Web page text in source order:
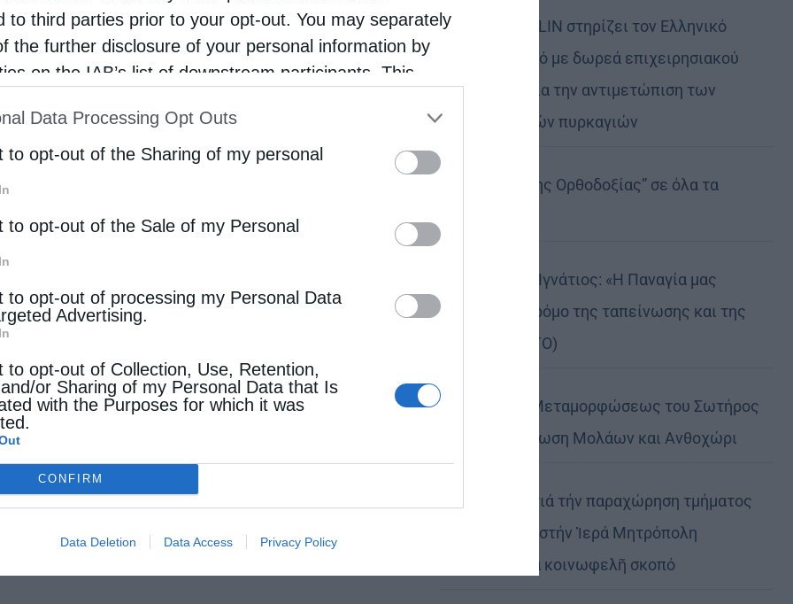
to third parties prior to your opt-out. You may separately
the further disclosure of your personal information by
on the IAB’s list of downstream participants. This
of Downstream Participantsthat may further disclose it to
parties.
Data Processing Opt Outs
to opt-out of the Sharing of my personal
to opt-out of the Sale of my Personal
to opt-out of processing my Personal Data
Advertising.
to opt-out of Collection, Use, Retention,
or Sharing of my Personal Data that Is
with the Purposes for which it was
CONFIRM
Data Deletion Data Access Privacy Policy
Η LEROY MERLIN στηρίζει τον Ελληνικό
Ερυθρό Σταυρό με δωρεά επιχειρησιακού
εξοπλισμού για την αντιμετώπιση των
καταστροφικών πυρκαγιών
Η “Κιβωτός της Ορθοδοξίας” σε όλα τα
Δημητριάδος Ιγνάτιος: «Η Παναγία μας
δείχνει τον δρόμο της ταπείνωσης και της
σιωπής» (ΦΩΤΟ)
Η εορτή της Μεταμορφώσεως του Σωτήρος
σε Μεταμόρφωση Μολάων και Ανθοχώρι
Εὐχαριστίες γιά τήν παραχώρηση τμήματος
στρατοπέδου στήν Ἱερά Μητρόπολη
Καστορίας γιά κοινωφελῆ σκοπό